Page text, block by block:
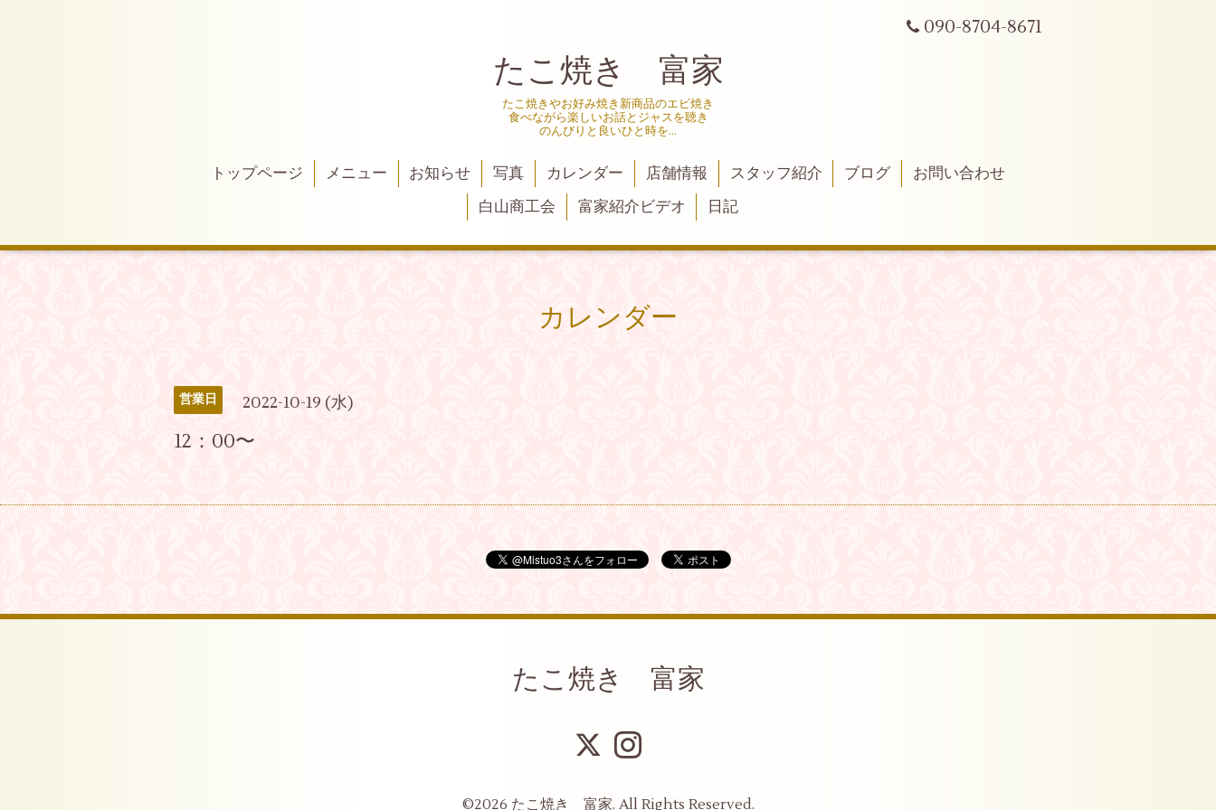
090-8704-8671
たこ焼き 富家
たこ焼きやお好み焼き新商品のエビ焼き
食べながら楽しいお話とジャスを聴き
のんびりと良いひと時を…
トップページ メニュー お知らせ 写真 カレンダー 店舗情報 スタッフ紹介 ブログ
お問い合わせ
白山商工会
富家紹介ビデオ 日記
カレンダー
営業日 2022-10-19 (水)
12：00〜
たこ焼き 富家
©2026 たこ焼き 富家. All Rights Reserved.